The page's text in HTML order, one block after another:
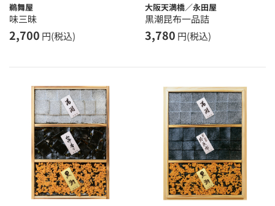
鵜舞屋
味三昧
2,700 円(税込)
大阪天満橋／永田屋
黒潮昆布一品詰
3,780 円(税込)